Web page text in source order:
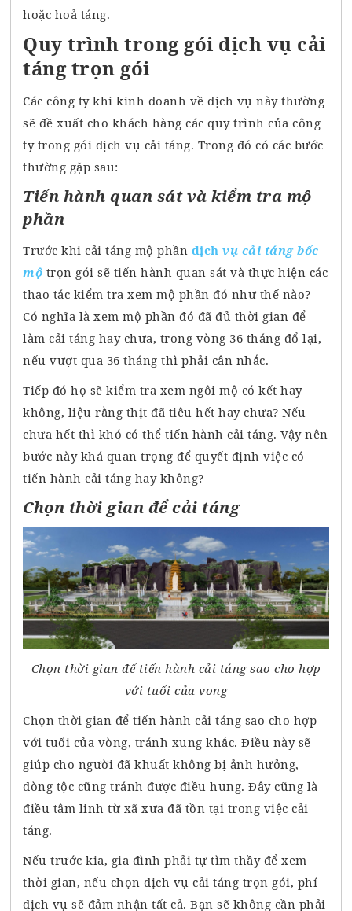
hoặc hoả táng.
Quy trình trong gói dịch vụ cải
táng trọn gói
Các công ty khi kinh doanh về dịch vụ này thường
sẽ đề xuất cho khách hàng các quy trình của công
ty trong gói dịch vụ cải táng. Trong đó có các bước
thường gặp sau:
Tiến hành quan sát và kiểm tra mộ
phần
Trước khi cải táng mộ phần dịch vụ cải táng bốc
mộ trọn gói sẽ tiến hành quan sát và thực hiện các
thao tác kiểm tra xem mộ phần đó như thế nào?
Có nghĩa là xem mộ phần đó đã đủ thời gian để
làm cải táng hay chưa, trong vòng 36 tháng đổ lại,
nếu vượt qua 36 tháng thì phải cân nhắc.
Tiếp đó họ sẽ kiểm tra xem ngôi mộ có kết hay
không, liệu rằng thịt đã tiêu hết hay chưa? Nếu
chưa hết thì khó có thể tiến hành cải táng. Vậy nên
bước này khá quan trọng để quyết định việc có
tiến hành cải táng hay không?
Chọn thời gian để cải táng
Chọn thời gian để tiến hành cải táng sao cho hợp
với tuổi của vong
Chọn thời gian để tiến hành cải táng sao cho hợp
với tuổi của vòng, tránh xung khắc. Điều này sẽ
giúp cho người đã khuất không bị ảnh hưởng,
dòng tộc cũng tránh được điều hung. Đây cũng là
điều tâm linh từ xã xưa đã tồn tại trong việc cải
táng.
Nếu trước kia, gia đình phải tự tìm thầy để xem
thời gian, nếu chọn dịch vụ cải táng trọn gói, phí
dịch vụ sẽ đảm nhận tất cả. Bạn sẽ không cần phải